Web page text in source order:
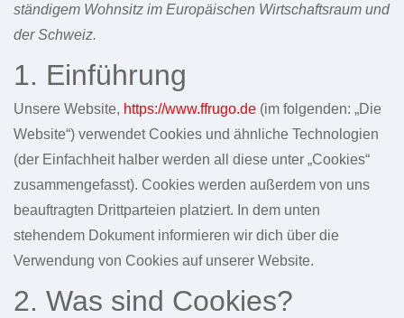
ständigem Wohnsitz im Europäischen Wirtschaftsraum und
der Schweiz.
1. Einführung
Unsere Website, https://www.ffrugo.de (im folgenden: „Die
Website“) verwendet Cookies und ähnliche Technologien
(der Einfachheit halber werden all diese unter „Cookies“
zusammengefasst). Cookies werden außerdem von uns
beauftragten Drittparteien platziert. In dem unten
stehendem Dokument informieren wir dich über die
Verwendung von Cookies auf unserer Website.
2. Was sind Cookies?